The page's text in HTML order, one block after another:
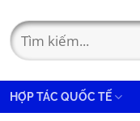
HỢP TÁC QUỐC TẾ